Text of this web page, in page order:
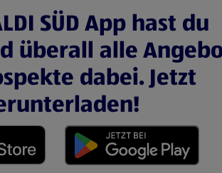
SÜD App hast du
überall alle
dabei. Jetzt